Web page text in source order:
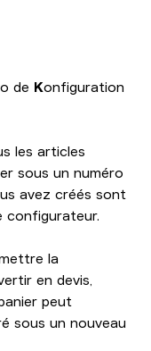
de Konfiguration
les articles
sous un numéro
avez créés sont
configurateur.
la
en devis,
peut
sous un nouveau